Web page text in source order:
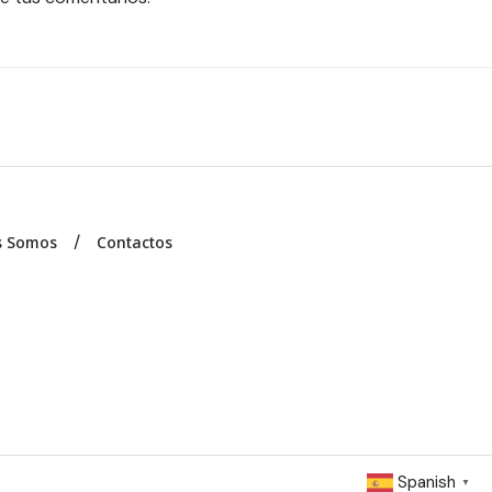
Somos Contactos
Spanish ▼